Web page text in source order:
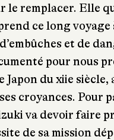
le remplacer. Elle
ce long voyage
et de
pour nous
Japon du xiie
croyances. Pour
va devoir faire
de sa mission